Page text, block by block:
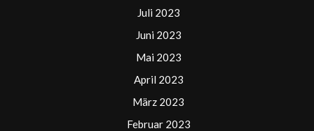
Juli 2023
Juni 2023
Mai 2023
April 2023
März 2023
Februar 2023